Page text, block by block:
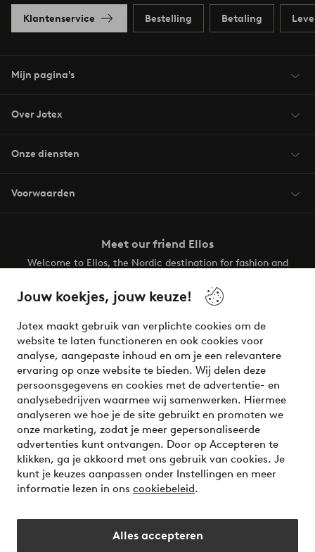
Jouw koekjes, jouw keuze!
Jotex maakt gebruik van verplichte cookies om de
website te laten functioneren en ook cookies voor
analyse, aangepaste inhoud en om je een relevantere
ervaring op onze website te bieden. Wij delen deze
persoonsgegevens en cookies met de advertentie- en
analysebedrijven waarmee wij samenwerken. Hiermee
analyseren we hoe je de site gebruikt en promoten we
onze marketing, zodat je meer gepersonaliseerde
advertenties kunt ontvangen. Door op Accepteren te
klikken, ga je akkoord met ons gebruik van cookies. Je
kunt je keuzes aanpassen onder Instellingen en meer
informatie lezen in ons cookiebeleid.
Alles accepteren
Klantenservice Bestelling Betaling
Mijn pagina's
Over Jotex
Onze diensten
Voorwaarden
Meet our friend Ellos
Welcome to Ellos, the Nordic destination for fashion and
your wardrobe. Your next inspiring look is here!
Veilig betalen - Nu betalen of opsplitsen
Wil je meer weten over onze betaalopties?